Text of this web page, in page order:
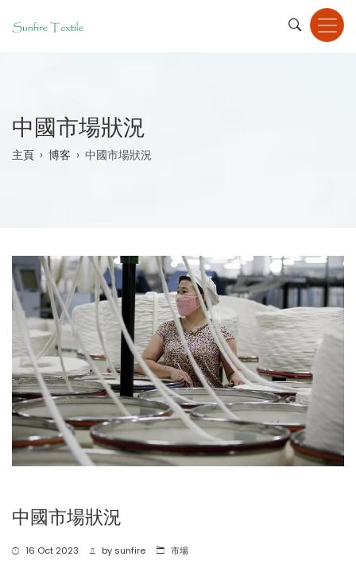
中國市場狀況
Breadcrumb
主頁 博客 中國市場狀況
中國市場狀況
16 Oct 2023 by sunfire 市場